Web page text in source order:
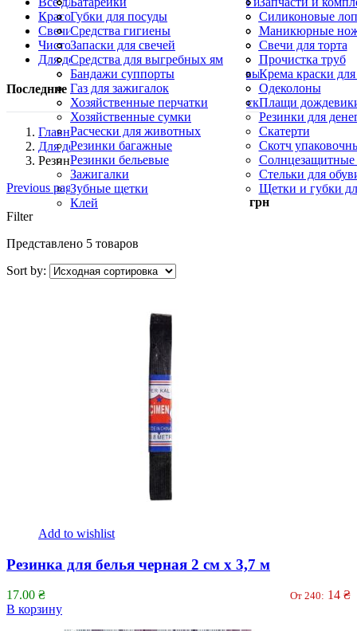
Крем от комаров
Москитные сетки
Ультразвуковые
Фумигаторы
Гирлянды
Фонарики
Губки для посуды
Кухонные ножи
Овощерезки, яйцерезки
Палочки для шашлыка
Силиконовые
Силиконовые
Формы для
Красота и здоровье
Средства гигиены
Косметика
Маникюрные кусачки
Маникюрные
Пилы для пяток
Пилочки для
Свечи и Лампадки
Запаски для свечей
Лампадки
Свечи хозяйственные парафиновые
Свечи для торта
Свечи конусные
Церковные свечи
Чистота и уборка
Средства для выгребных ям
Пятновыводители
Карандаш для утюга
Уборочный инвентарь, щетки и скребки
Прочистка труб
Салфетки для
Синька
Скребки для
Для дома
Бандажи суппорты
Газ для зажигалок
Хозяйственные перчатки
Хозяйственные сумки
Расчески для животных
Резинки багажные
Резинки бельевые
Зажигалки
Зубные щетки
Клей
Крема краски
Одеколоны
Плащи
Резинки для
Скатерти
Скотч
Стельки для
Щетки и губки
Последние пересмотренные продукты
Главная
Для дома
Резинки бельевые
Previous page
Минимальный заказ —
грн
Filter
Представлено 5 товаров
Sort by:
Add to wishlist
Резинка для белья черная 2 см х 3,7 м
17.00 ₴ От 240: 14 ₴
В корзину